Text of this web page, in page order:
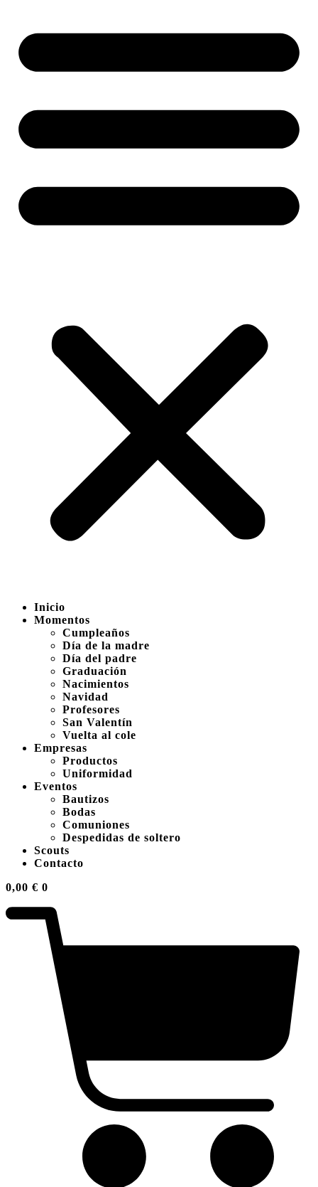
Inicio
Momentos
Cumpleaños
Día de la madre
Día del padre
Graduación
Nacimientos
Navidad
Profesores
San Valentín
Vuelta al cole
Empresas
Productos
Uniformidad
Eventos
Bautizos
Bodas
Comuniones
Despedidas de soltero
Scouts
Contacto
0,00 € 0